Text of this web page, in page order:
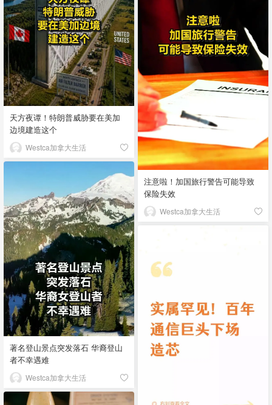
天方夜谭！特朗普威胁要在美加
边境建造这个
Westca加拿大生活
注意啦！加国旅行警告可能导致
保险失效
Westca加拿大生活
著名登山景点突发落石 华裔登山
者不幸遇难
Westca加拿大生活